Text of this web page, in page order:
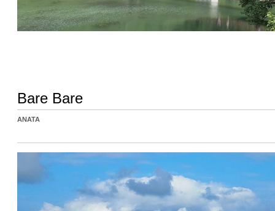
Bare Bare
ANATA